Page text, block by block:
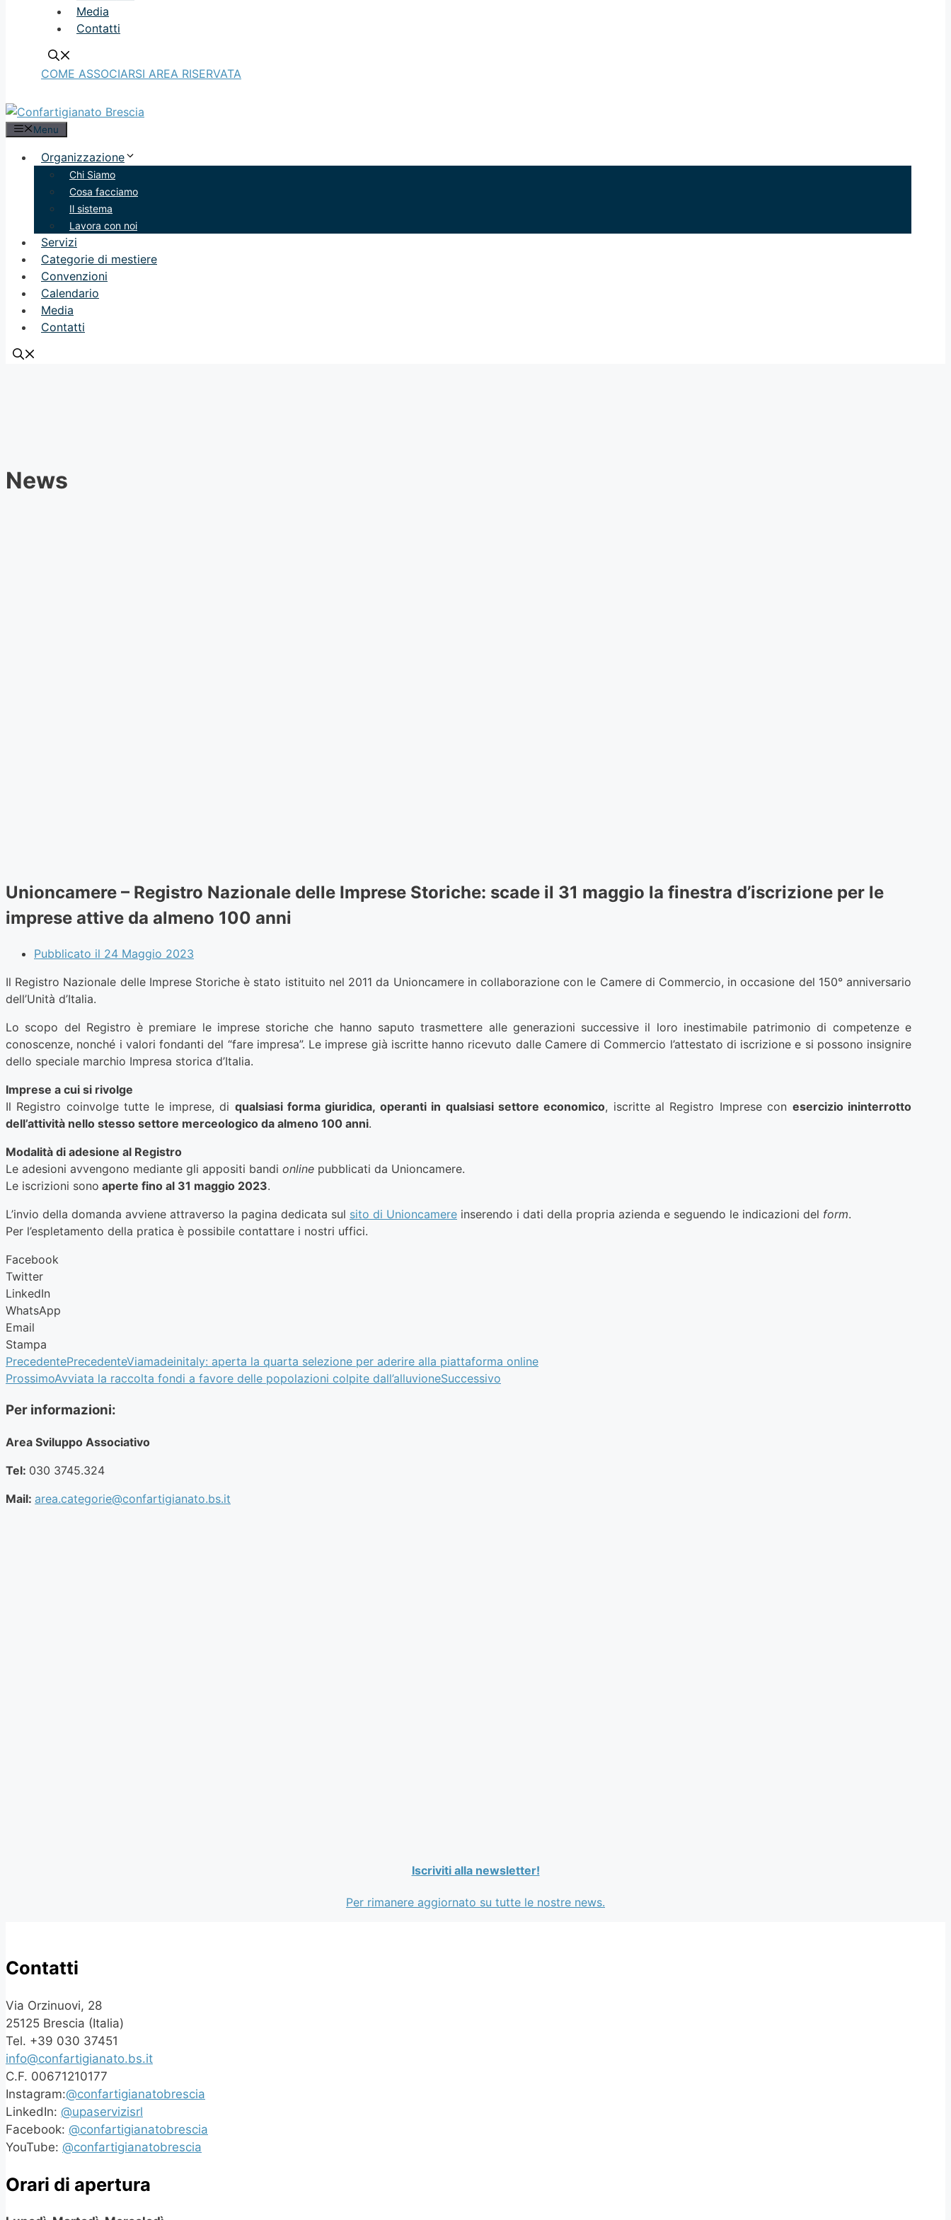
Media
Contatti
COME ASSOCIARSI AREA RISERVATA
Menu
Organizzazione
Chi Siamo
Cosa facciamo
Il sistema
Lavora con noi
Servizi
Categorie di mestiere
Convenzioni
Calendario
Media
Contatti
News
Unioncamere – Registro Nazionale delle Imprese Storiche: scade il 31 maggio la finestra d’iscrizione per le
imprese attive da almeno 100 anni
Pubblicato il 24 Maggio 2023
Il Registro Nazionale delle Imprese Storiche è stato istituito nel 2011 da Unioncamere in collaborazione con le Camere di Commercio, in occasione del 150° anniversario
dell’Unità d’Italia.
Lo scopo del Registro è premiare le imprese storiche che hanno saputo trasmettere alle generazioni successive il loro inestimabile patrimonio di competenze e
conoscenze, nonché i valori fondanti del “fare impresa”. Le imprese già iscritte hanno ricevuto dalle Camere di Commercio l’attestato di iscrizione e si possono insignire
dello speciale marchio Impresa storica d’Italia.
Imprese a cui si rivolge
Il Registro coinvolge tutte le imprese, di qualsiasi forma giuridica, operanti in qualsiasi settore economico, iscritte al Registro Imprese con esercizio ininterrotto
dell’attività nello stesso settore merceologico da almeno 100 anni.
Modalità di adesione al Registro
Le adesioni avvengono mediante gli appositi bandi online pubblicati da Unioncamere.
Le iscrizioni sono aperte fino al 31 maggio 2023.
L’invio della domanda avviene attraverso la pagina dedicata sul sito di Unioncamere inserendo i dati della propria azienda e seguendo le indicazioni del form.
Per l’espletamento della pratica è possibile contattare i nostri uffici.
Facebook
Twitter
LinkedIn
WhatsApp
Email
Stampa
PrecedentePrecedenteViamadeinitaly: aperta la quarta selezione per aderire alla piattaforma online
ProssimoAvviata la raccolta fondi a favore delle popolazioni colpite dall’alluvioneSuccessivo
Per informazioni:
Area Sviluppo Associativo
Tel: 030 3745.324
Mail: area.categorie@confartigianato.bs.it
Iscriviti alla newsletter!
Per rimanere aggiornato su tutte le nostre news.
Contatti
Via Orzinuovi, 28
25125 Brescia (Italia)
Tel. +39 030 37451
info@confartigianato.bs.it
C.F. 00671210177
Instagram:@confartigianatobrescia
LinkedIn: @upaservizisrl
Facebook: @confartigianatobrescia
YouTube: @confartigianatobrescia
Orari di apertura